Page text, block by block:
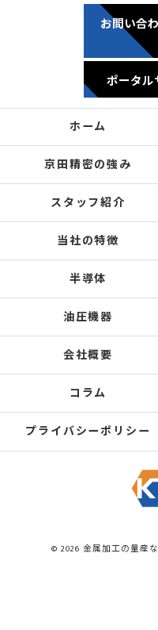
お問い合
ポータル
ホーム
京田精密の強み
スタッフ紹介
当社の特徴
半導体
油圧機器
会社概要
コラム
プライバシーポリシー
© 2026 金属加工の量産な